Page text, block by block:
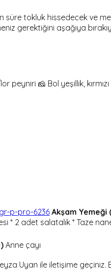
tokluk hissedecek ve
gerektiğini aşağıya
🧀 Bol yeşillik,
p-pro-6236Akşam Yemeği
* 2 adet salatalık * Taze
Anne çayı
Uyan ile iletişime